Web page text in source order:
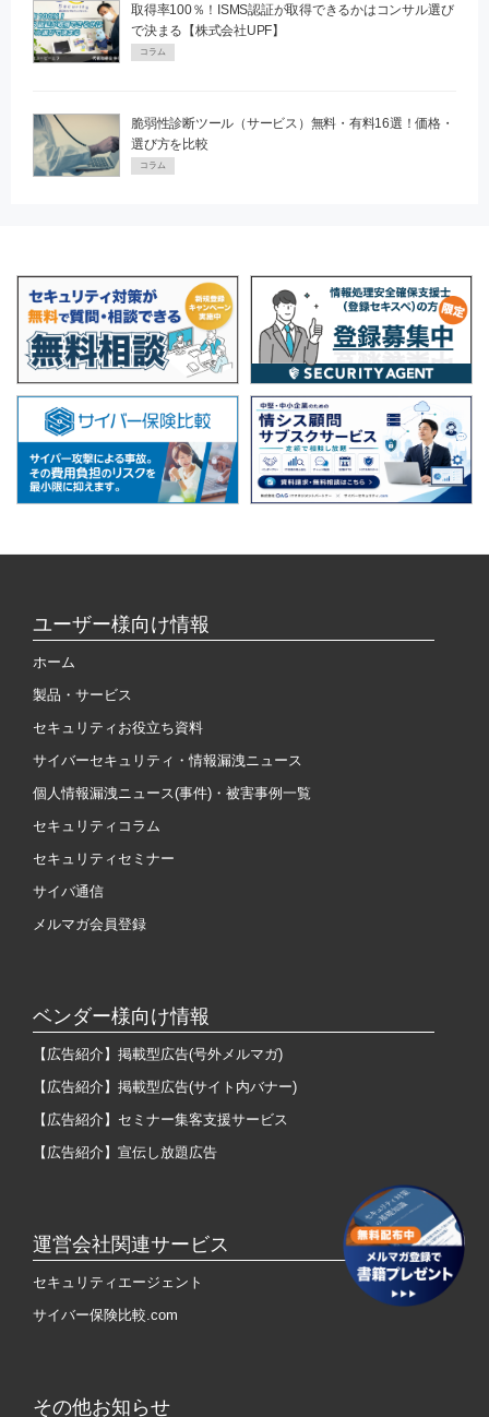
取得率100％！ISMS認証が取得できるかはコンサル選び
で決まる【株式会社UPF】
コラム
脆弱性診断ツール（サービス）無料・有料16選！価格・
選び方を比較
コラム
ユーザー様向け情報
ホーム
製品・サービス
セキュリティお役立ち資料
サイバーセキュリティ・情報漏洩ニュース
個人情報漏洩ニュース(事件)・被害事例一覧
セキュリティコラム
セキュリティセミナー
サイバ通信
メルマガ会員登録
ベンダー様向け情報
【広告紹介】掲載型広告(号外メルマガ)
【広告紹介】掲載型広告(サイト内バナー)
【広告紹介】セミナー集客支援サービス
【広告紹介】宣伝し放題広告
運営会社関連サービス
セキュリティエージェント
サイバー保険比較.com
その他お知らせ